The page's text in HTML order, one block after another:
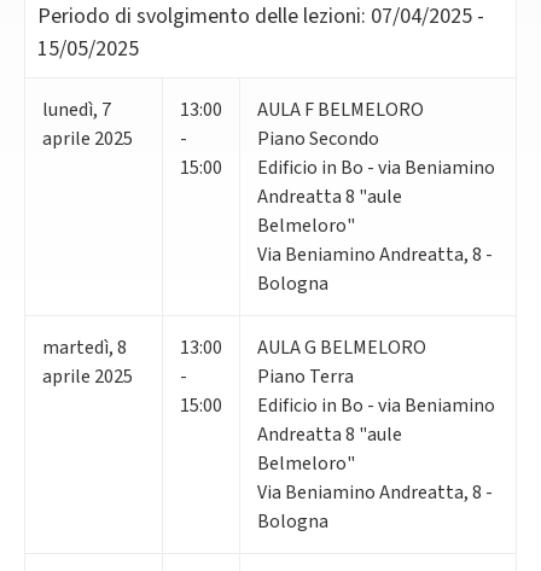
Periodo di svolgimento delle lezioni: 07/04/2025 -
15/05/2025
lunedì, 7
aprile 2025
13:00
-
15:00
AULA F BELMELORO
Piano Secondo
Edificio in Bo - via Beniamino
Andreatta 8 "aule
Belmeloro"
Via Beniamino Andreatta, 8 -
Bologna
martedì,8
aprile 2025
13:00
-
15:00
AULA G BELMELORO
Piano Terra
Edificio in Bo - via Beniamino
Andreatta 8 "aule
Belmeloro"
Via Beniamino Andreatta, 8 -
Bologna